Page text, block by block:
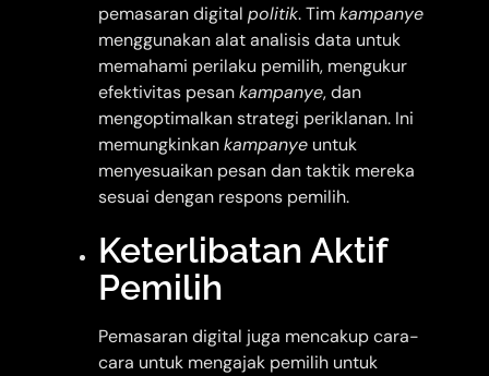
pemasaran digital politik. Timkampanye
menggunakan alat analisis data untuk
memahami perilaku pemilih, mengukur
efektivitas pesankampanye, dan
mengoptimalkan strategi periklanan. Ini
memungkinkankampanyeuntuk
menyesuaikan pesan dan taktik mereka
sesuai dengan respons pemilih.
Keterlibatan Aktif
Pemilih
Pemasaran digital juga mencakup cara-
cara untuk mengajak pemilih untuk